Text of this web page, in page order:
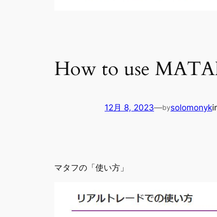
How to use
12月 8, 2023—bysolomonyk
マタフの「使い方」